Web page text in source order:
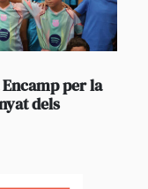
per la
dels